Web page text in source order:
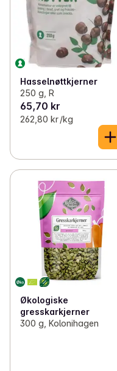
Hasselnøttkjerner
250 g, R
65,70 kr
262,80 kr /kg
Økologiske
gresskarkjerner
300 g, Kolonihagen